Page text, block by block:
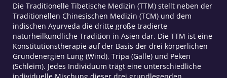
Die Traditionelle Tibetische Medizin (TTM) stellt neben der
Traditionellen Chinesischen Medizin (TCM) und dem
indischen Ayurveda die dritte große tradierte
naturheilkundliche Tradition in Asien dar. Die TTM ist eine
Konstitutionstherapie auf der Basis der drei körperlichen
Grundenergien Lung (Wind), Tripa (Galle) und Peken
(Schleim). Jedes Individuum trägt eine unterschiedliche